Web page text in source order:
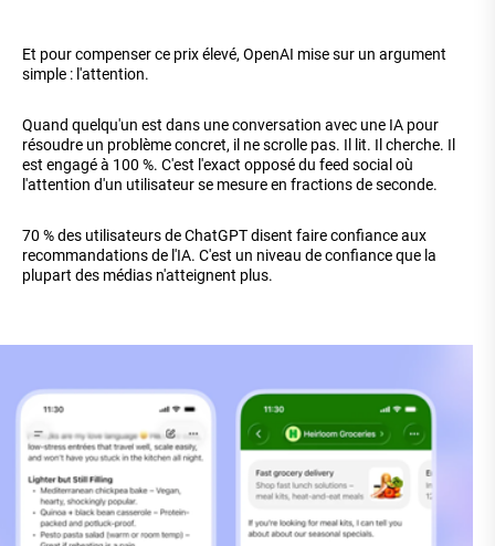
Et pour compenser ce prix élevé, OpenAI mise sur un argument
simple : l'attention.
Quand quelqu'un est dans une conversation avec une IA pour
résoudre un problème concret, il ne scrolle pas. Il lit. Il cherche. Il
est engagé à 100 %. C'est l'exact opposé du feed social où
l'attention d'un utilisateur se mesure en fractions de seconde.
70 % des utilisateurs de ChatGPT disent faire confiance aux
recommandations de l'IA. C'est un niveau de confiance que la
plupart des médias n'atteignent plus.